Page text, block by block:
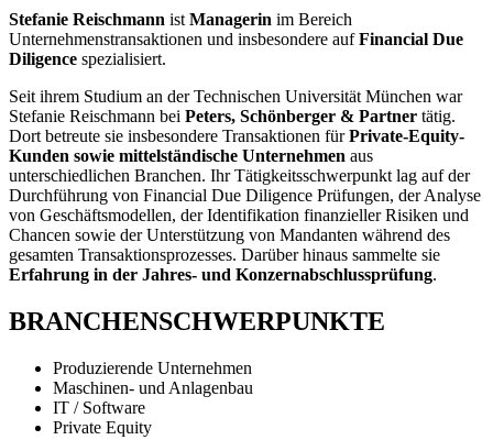
Stefanie Reischmann ist Managerin im Bereich
Unternehmenstransaktionen und insbesondere aufFinancial Due
Diligence spezialisiert.
Seit ihrem Studium an der Technischen Universität München war
Stefanie Reischmann bei Peters, Schönberger & Partner tätig.
Dort betreute sie insbesondere Transaktionen fürPrivate-Equity-
Kunden sowie mittelständische Unternehmen aus
unterschiedlichen Branchen. Ihr Tätigkeitsschwerpunkt lag auf der
Durchführung von Financial Due Diligence Prüfungen, der Analyse
von Geschäftsmodellen, der Identifikation finanzieller Risiken und
Chancen sowie der Unterstützung von Mandanten während des
gesamten Transaktionsprozesses. Darüber hinaus sammelte sie
Erfahrung in der Jahres- und Konzernabschlussprüfung.
BRANCHENSCHWERPUNKTE
Produzierende Unternehmen
Maschinen- und Anlagenbau
IT / Software
Private Equity